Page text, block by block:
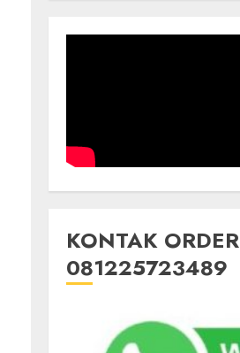
KONTAK ORDER
081225723489